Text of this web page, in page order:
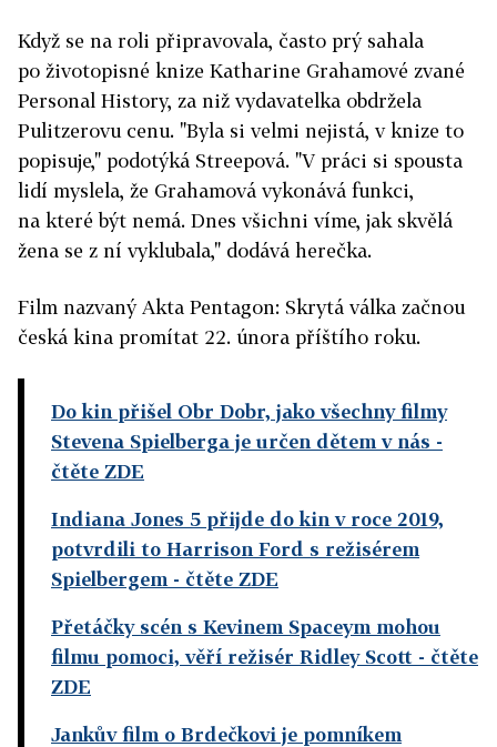
Když se na roli připravovala, často prý sahala
po životopisné knize Katharine Grahamové zvané
Personal History, za niž vydavatelka obdržela
Pulitzerovu cenu. "Byla si velmi nejistá, v knize to
popisuje," podotýká Streepová. "V práci si spousta
lidí myslela, že Grahamová vykonává funkci,
na které být nemá. Dnes všichni víme, jak skvělá
žena se z ní vyklubala," dodává herečka.
Film nazvaný Akta Pentagon: Skrytá válka začnou
česká kina promítat 22. února příštího roku.
Do kin přišel Obr Dobr, jako všechny filmy
Stevena Spielberga je určen dětem v nás -
čtěte ZDE
Indiana Jones 5 přijde do kin v roce 2019,
potvrdili to Harrison Ford s režisérem
Spielbergem - čtěte ZDE
Přetáčky scén s Kevinem Spaceym mohou
filmu pomoci, věří režisér Ridley Scott - čtěte
ZDE
Jankův film o Brdečkovi je pomníkem